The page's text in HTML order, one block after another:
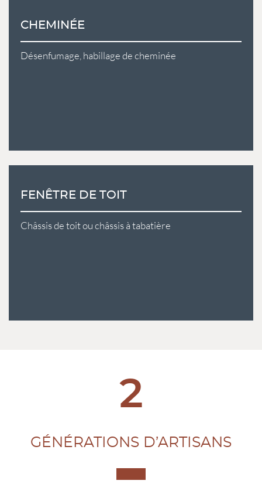
CHEMINÉE
Désenfumage, habillage de cheminée
FENÊTRE DE TOIT
Châssis de toit ou châssis à tabatière
3
GÉNÉRATIONS D’ARTISANS